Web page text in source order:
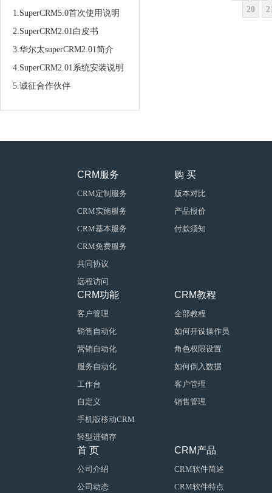
1.SuperCRM5.0首次使用说明
2.SuperCRM2.01白皮书
3.华尔太superCRM2.01简介
4.SuperCRM2.01系统安装说明
5.诚征合作伙伴
20
购 买
版本对比
产品报价
付款须知
CRM服务
CRM定制服务
CRM实施服务
CRM基本服务
CRM免费服务
共同协议
远程访问
CRM教程
全部教程
如何开设操作员
角色权限设置
如何倒入数据
客户管理
销售管理
CRM功能
客户管理
销售自动化
营销自动化
服务自动化
工作台
自定义
手机版移动CRM
轻型进销存
CRM产品
CRM软件简述
CRM软件特点
首 页
公司介绍
公司动态